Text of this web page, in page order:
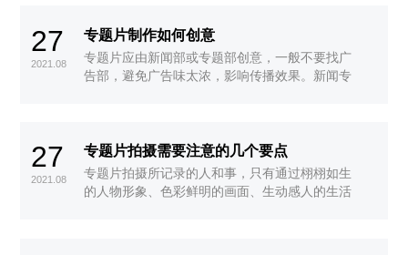
方案和拍摄脚本。
27
2021.08
专题片制作如何创意
专题片应由新闻部或专题部创意，一般不要找广
告部，避免广告味太浓，影响传播效果。新闻专
27
2021.08
专题片拍摄需要注意的几个要点
专题片拍摄所记录的人和事，只有通过栩栩如生
的人物形象、色彩鲜明的画面、生动感人的生活